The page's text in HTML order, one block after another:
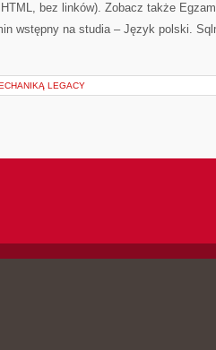
bez linków). Zobacz także
wstępny na studia – Język polski.
LEGACY